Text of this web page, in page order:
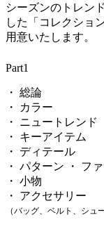
シーズンのトレン
した「コレクショ
用意いたします。
Part1
・ 総論
・ カラー
・ ニュートレンド
・ キーアイテム
・ ディテール
・ パターン ・ フ
・ 小物
・ アクセサリー
（バッグ、ベルト、シュ